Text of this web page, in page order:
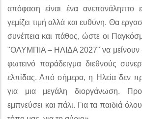
απόφαση είναι ένα ανεπανάληπτο
γεμίζει τιμή αλλά και ευθύνη. Θα
συνέπεια και πάθος, ώστε οι
"ΟΛΥΜΠΙΑ – ΗΛΙΔΑ 2027" να μείνουν
φωτεινό παράδειγμα διεθνούς
ελπίδας. Από σήμερα, η Ηλεία δεν
για μια μεγάλη διοργάνωση.
εμπνεύσει και πάλι. Για τα παιδιά